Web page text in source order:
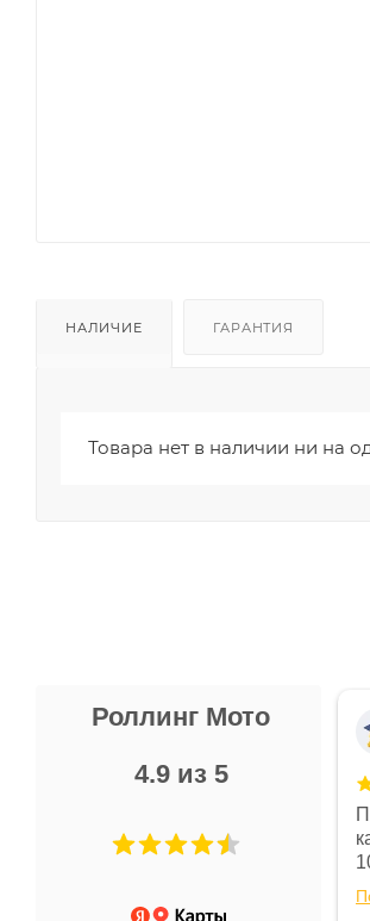
НАЛИЧИЕ ГАРАНТИЯ
Товара нет в наличии ни на
Роллинг Мото
4.9 из 5
Не понравились условия
и дают только на год)